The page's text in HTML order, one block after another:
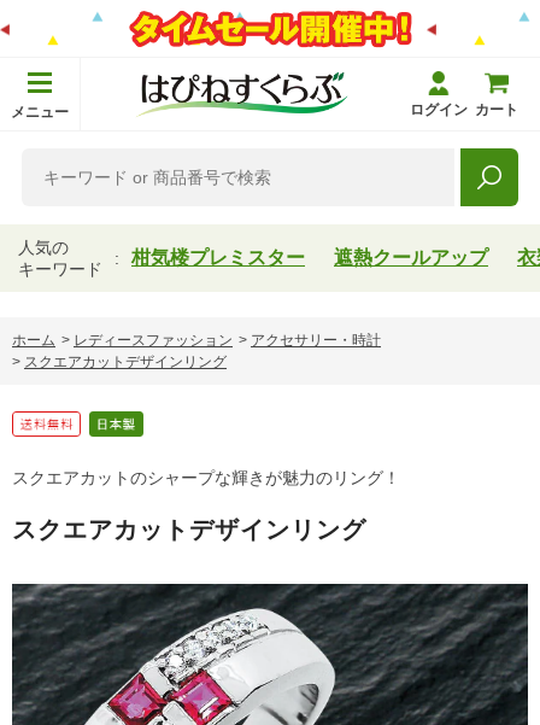
メニュー ログイン カート
人気の
キーワード
柑気楼プレミスター 遮熱クールアップ 衣
ホーム > レディースファッション > アクセサリー・時計
> スクエアカットデザインリング
スクエアカットのシャープな輝きが魅力のリング！
スクエアカットデザインリング